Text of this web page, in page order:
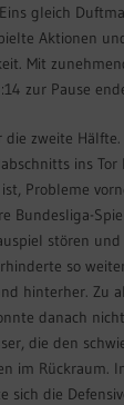
gleich
Aktionen
Mit
zur Pause
die zweite
ins
Probleme
Bundesliga-
stören
so
hinterher. Zu
danach
die den
im Rückraum.
sich die